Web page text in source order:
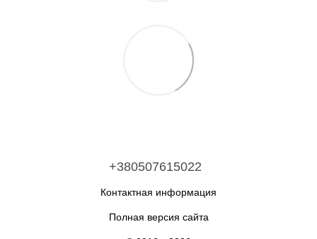
+380507615022
Контактная информация
Полная версия сайта